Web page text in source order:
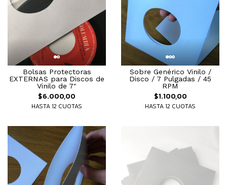
Bolsas Protectoras
EXTERNAS para Discos de
Vinilo de 7"
$6.000,00
HASTA 12 CUOTAS
Sobre Genérico Vinilo /
Disco / 7 Pulgadas / 45
RPM
$1.100,00
HASTA 12 CUOTAS